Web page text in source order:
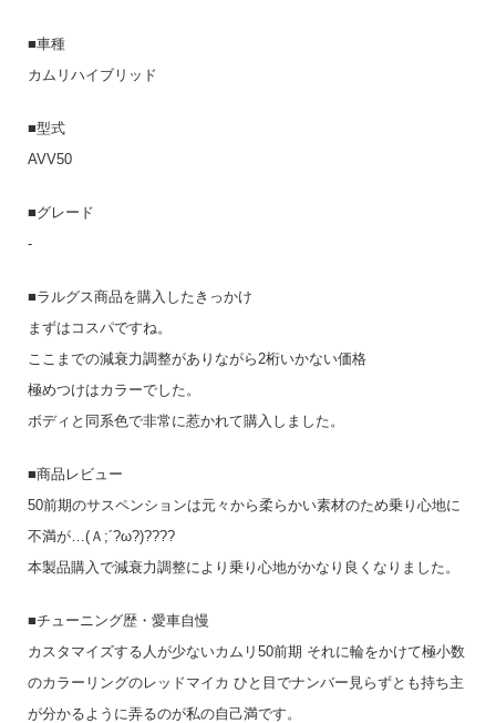
■車種
カムリハイブリッド
■型式
AVV50
■グレード
-
■ラルグス商品を購入したきっかけ
まずはコスパですね。
ここまでの減衰力調整がありながら2桁いかない価格
極めつけはカラーでした。
ボディと同系色で非常に惹かれて購入しました。
■商品レビュー
50前期のサスペンションは元々から柔らかい素材のため乗り心地に
不満が…(Ａ;´?ω?)????
本製品購入で減衰力調整により乗り心地がかなり良くなりました。
■チューニング歴・愛車自慢
カスタマイズする人が少ないカムリ50前期 それに輪をかけて極小数
のカラーリングのレッドマイカ ひと目でナンバー見らずとも持ち主
が分かるように弄るのが私の自己満です。